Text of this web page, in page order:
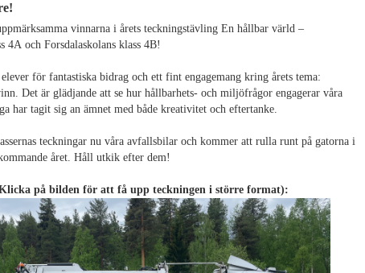
vinnarna i årets teckningstävling En hållbar värld –
4A och Forsdalaskolans klass 4B!
för fantastiska bidrag och ett fint engagemang kring årets tema:
Det är glädjande att se hur hållbarhets- och miljöfrågor engagerar våra
har tagit sig an ämnet med både kreativitet och eftertanke.
teckningar nu våra avfallsbilar och kommer att rulla runt på gatorna i
året. Håll utkik efter dem!
på bilden för att få upp teckningen i större format):